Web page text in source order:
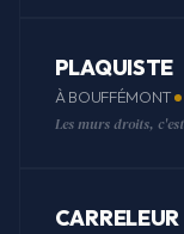
PLAQUISTE
À BOUFFÉMONT
Les murs droits,
CARRELEUR